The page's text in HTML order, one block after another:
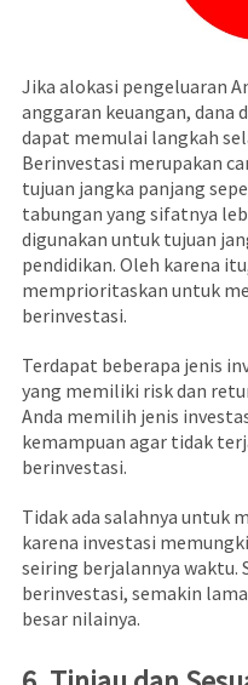
Jika alokasi pengeluaran
anggaran keuangan, dana
dapat memulai langkah
Berinvestasi merupakan
tujuan jangka panjang
tabungan yang sifatnya
digunakan untuk tujuan
pendidikan. Oleh karena
memprioritaskan untuk
berinvestasi.
Terdapat beberapa jenis
yang memiliki risk dan
Anda memilih jenis
kemampuan agar tidak
berinvestasi.
Tidak ada salahnya untuk
karena investasi
seiring berjalannya waktu.
berinvestasi, semakin
besar nilainya.